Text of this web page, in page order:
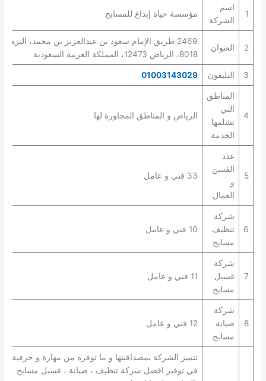
1
اسم
الشركة
مؤسسة حياة إبداع للمسابح
2 العنوان
2469 طريق الإمام سعود بن عبدالعزيز بن محمد، النزهة،
8018، الرياض 12473، المملكة العربية السعودية
3 التليفون 01003143029
4
المناطق
التي
تشلمها
الخدمة
الرياض و المناطق المجاورة لها
5
عدد
الفنيين
و
العمال
33 فني و عامل
6
شركة
تنظيف
مسابح
10 فني و عامل
7
شركة
غسيل
مسابح
11 فني و عامل
8
شركة
صيانة
مسابح
12 فني و عامل
تتميز الشركة بمصداقيتها و ما توفره من مهارة و حرفية
في توفير افضل شركة تنظيف ، صيانة ، غسيل مسابح